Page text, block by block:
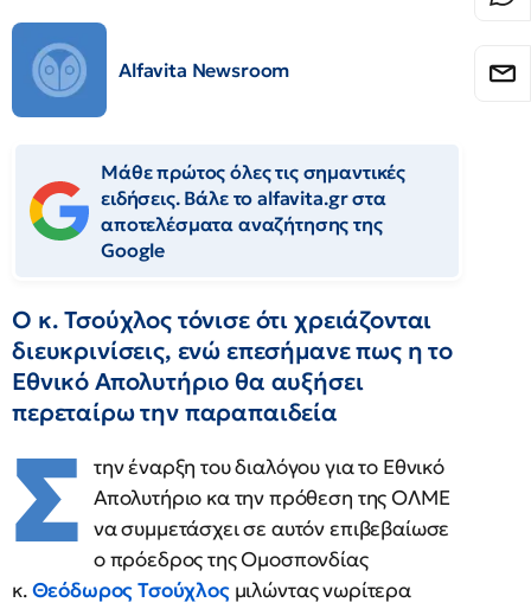
Alfavita Newsroom
Μάθε πρώτος όλες τις σημαντικές
ειδήσεις. Βάλε το alfavita.gr στα
αποτελέσματα αναζήτησης της
Google
Ο κ. Τσούχλος τόνισε ότι χρειάζονται
διευκρινίσεις, ενώ επεσήμανε πως η το
Εθνικό Απολυτήριο θα αυξήσει
περεταίρω την παραπαιδεία
Σ την έναρξη του διαλόγου για το Εθνικό
Απολυτήριο κα την πρόθεση της ΟΛΜΕ
να συμμετάσχει σε αυτόν επιβεβαίωσε
ο πρόεδρος της Ομοσπονδίας
κ.Θεόδωρος Τσούχλος μιλώντας νωρίτερα